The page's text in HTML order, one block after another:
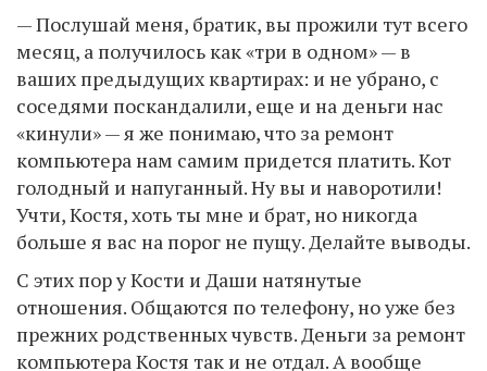
— Послушай меня, братик, вы прожили тут всего
месяц, а получилось как «три в одном» — в
ваших предыдущих квартирах: и не убрано, с
соседями поскандалили, еще и на деньги нас
«кинули» — я же понимаю, что за ремонт
компьютера нам самим придется платить. Кот
голодный и напуганный. Ну вы и наворотили!
Учти, Костя, хоть ты мне и брат, но никогда
больше я вас на порог не пущу. Делайте выводы.
С этих пор у Кости и Даши натянутые
отношения. Общаются по телефону, но уже без
прежних родственных чувств. Деньги за ремонт
компьютера Костя так и не отдал. А вообще